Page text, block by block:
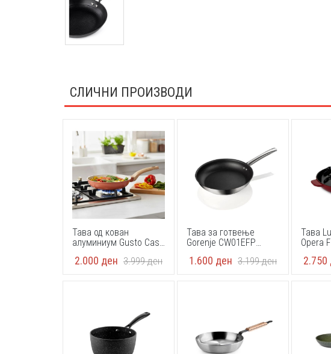
СЛИЧНИ ПРОИЗВОДИ
Тава од кован
алуминиум Gusto Casa
Wood
2.000 ден 3.999ден
Тава за готвење
Gorenje CW01EFP
1.600 ден 3.199ден
Тава
Opera
2.750